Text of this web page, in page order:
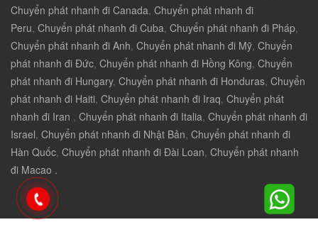
Chuyển phát nhanh đi Canada, Chuyển phát nhanh đi
Peru, Chuyển phát nhanh đi Cuba, Chuyển phát nhanh đi Pháp,
Chuyển phát nhanh đi Anh, Chuyển phát nhanh đi Mỹ, Chuyển
phát nhanh đi Đức, Chuyển phát nhanh đi Hồng Kông, Chuyển
phát nhanh đi Hungary, Chuyển phát nhanh đi Honduras, Chuyển
phát nhanh đi Haiti, Chuyển phát nhanh đi Iraq, Chuyển phát
nhanh đi Iran , Chuyển phát nhanh đi Italia, Chuyển phát nhanh đi
Israel, Chuyển phát nhanh đi Nhật Bản, Chuyển phát nhanh đi
Hàn Quốc, Chuyển phát nhanh đi Đài Loan, Chuyển phát nhanh
đi Macao .